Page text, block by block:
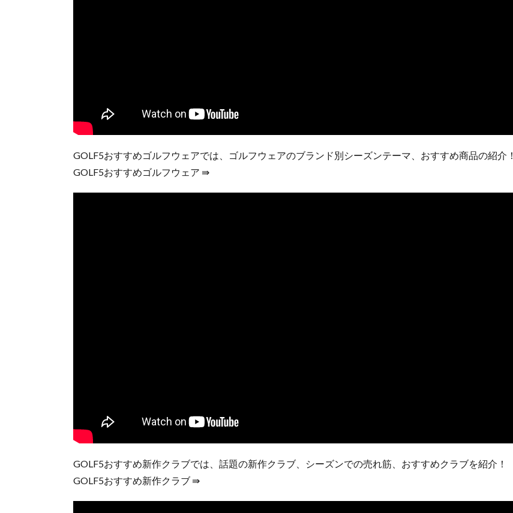
GOLF5おすすめゴルフウェアでは、ゴルフウェアのブランド別シーズンテーマ、おすすめ商品の紹介！
GOLF5おすすめゴルフウェア ⇛
GOLF5おすすめ新作クラブでは、話題の新作クラブ、シーズンでの売れ筋、おすすめクラブを紹介！
GOLF5おすすめ新作クラブ ⇛